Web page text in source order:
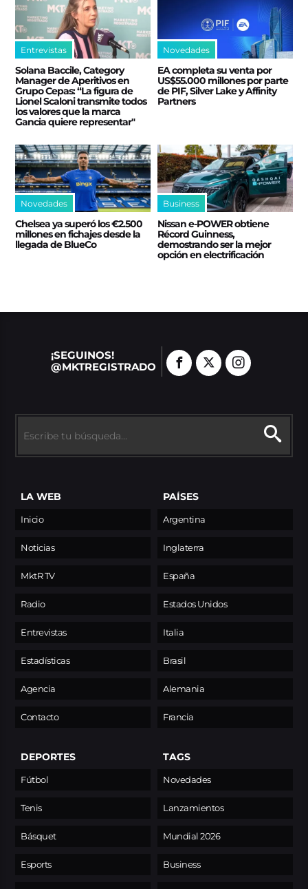
Entrevistas
Solana Baccile, Category
Manager de Aperitivos en
Grupo Cepas: “La figura de
Lionel Scaloni transmite todos
los valores que la marca
Gancia quiere representar"
Novedades
EA completa su venta por
US$55.000 millones por parte
de PIF, Silver Lake y Affinity
Partners
Novedades
Chelsea ya superó los €2.500
millones en fichajes desde la
llegada de BlueCo
Business
Nissan e‑POWER obtiene
Récord Guinness,
demostrando ser la mejor
opción en electrificación
¡SEGUINOS!
@MKTREGISTRADO
LA WEB
Inicio
Noticias
MktR TV
Radio
Entrevistas
Estadísticas
Agencia
Contacto
PAÍSES
Argentina
Inglaterra
España
Estados Unidos
Italia
Brasil
Alemania
Francia
DEPORTES
Fútbol
Tenis
Básquet
Esports
TAGS
Novedades
Lanzamientos
Mundial 2026
Business